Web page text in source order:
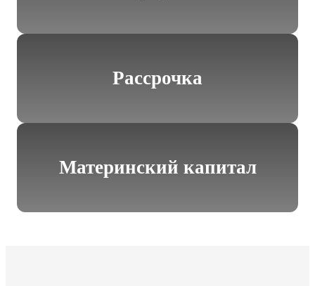
Рассрочка
Материнский капитал